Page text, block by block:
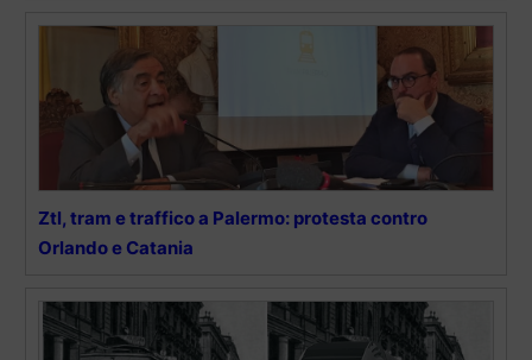
Ztl, tram e traffico a Palermo: protesta contro
Orlando e Catania